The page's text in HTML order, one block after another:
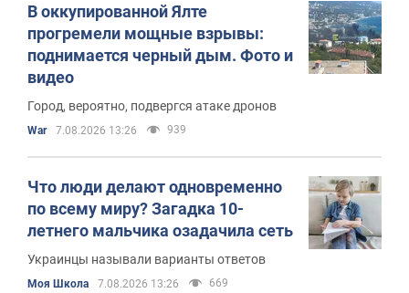
В оккупированной Ялте
прогремели мощные взрывы:
поднимается черный дым. Фото и
видео
Город, вероятно, подвергся атаке дронов
War 7.08.2026 13:26 939
Что люди делают одновременно
по всему миру? Загадка 10-
летнего мальчика озадачила сеть
Украинцы называли варианты ответов
Моя Школа 7.08.2026 13:26 669